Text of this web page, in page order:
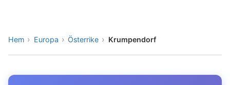
Hem Europa Österrike Krumpendorf